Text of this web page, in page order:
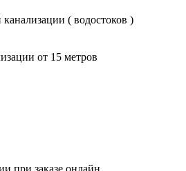
( водостоков )
от 15 метров
при заказе онлайн